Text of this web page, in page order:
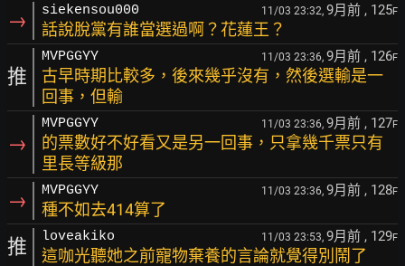
→ siekensou000 11/03 23:32, 9月前 , 125F
話說脫黨有誰當選過啊？花蓮王？
推
MVPGGYY 11/03 23:36, 9月前 , 126F
古早時期比較多，後來幾乎沒有，然後選輸是一
回事，但輸
→
MVPGGYY 11/03 23:36, 9月前 , 127F
的票數好不好看又是另一回事，只拿幾千票只有
里長等級那
→ MVPGGYY 11/03 23:36, 9月前 , 128F
種不如去414算了
推 loveakiko 11/03 23:53, 9月前 , 129F
這咖光聽她之前寵物棄養的言論就覺得別鬧了